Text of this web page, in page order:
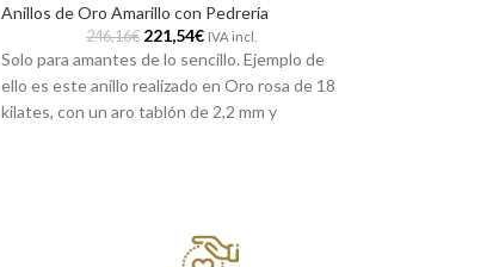
Anillos de Oro Amarillo con Pedrería
246,16€ 221,54€ IVA incl.
Solo para amantes de lo sencillo. Ejemplo de
ello es este anillo realizado en Oro rosa de 18
kilates, con un aro tablón de 2,2 mm y